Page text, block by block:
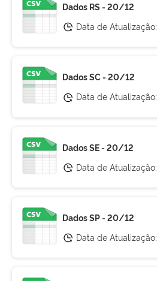
Dados RS - 20/12
Data de Atualização:
Dados SC - 20/12
Data de Atualização:
Dados SE - 20/12
Data de Atualização:
Dados SP - 20/12
Data de Atualização: